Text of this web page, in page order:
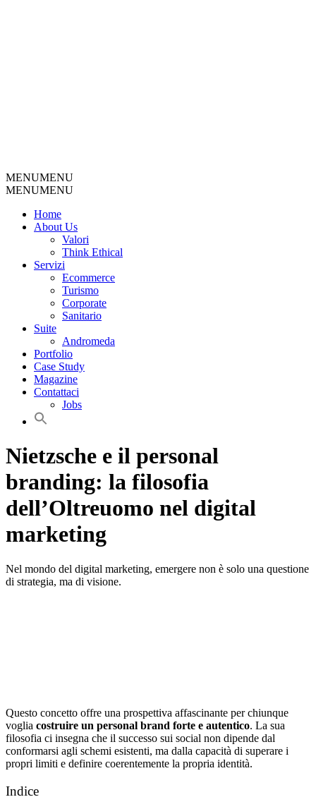
MENUMENU
MENUMENU
Home
About Us
Valori
Think Ethical
Servizi
Ecommerce
Turismo
Corporate
Sanitario
Suite
Andromeda
Portfolio
Case Study
Magazine
Contattaci
Jobs
Nietzsche e il personal
branding: la filosofia
dell’Oltreuomo nel digital
marketing
Nel mondo del digital marketing, emergere non è solo una questione
di strategia, ma di visione.
Questo concetto offre una prospettiva affascinante per chiunque
voglia costruire un personal brand forte e autentico. La sua
filosofia ci insegna che il successo sui social non dipende dal
conformarsi agli schemi esistenti, ma dalla capacità di superare i
propri limiti e definire coerentemente la propria identità.
Indice